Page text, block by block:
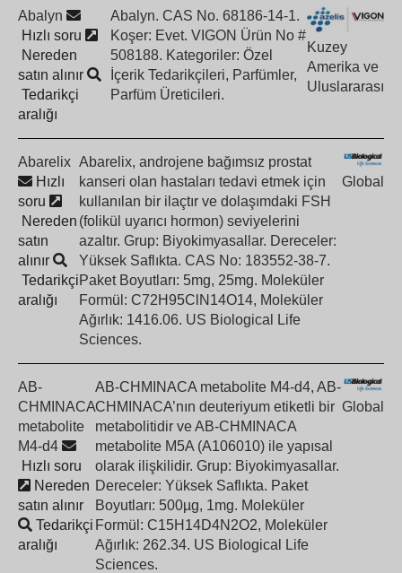
Abalyn
Hızlı soru
Nereden
satın alınır
Tedarikçi
aralığı
Abalyn. CAS No. 68186-14-1.
Koşer: Evet. VIGON Ürün No #
508188. Kategoriler: Özel
İçerik Tedarikçileri, Parfümler,
Parfüm Üreticileri.
Kuzey
Amerika ve
Uluslararası
Abarelix
Hızlı
soru
Nereden
satın
alınır
Tedarikçi
aralığı
Abarelix, androjene bağımsız prostat
kanseri olan hastaları tedavi etmek için
kullanılan bir ilaçtır ve dolaşımdaki FSH
(folikül uyarıcı hormon) seviyelerini
azaltır. Grup: Biyokimyasallar. Dereceler:
Yüksek Saflıkta. CAS No: 183552-38-7.
Paket Boyutları: 5mg, 25mg. Moleküler
Formül: C72H95ClN14O14, Moleküler
Ağırlık: 1416.06. US Biological Life
Sciences.
Global
AB-
CHMINACA
metabolite
M4-d4
Hızlı soru
Nereden
satın alınır
Tedarikçi
aralığı
AB-CHMINACA metabolite M4-d4, AB-
CHMINACA’nın deuteriyum etiketli bir
metabolitidir ve AB-CHMINACA
metabolite M5A (A106010) ile yapısal
olarak ilişkilidir. Grup: Biyokimyasallar.
Dereceler: Yüksek Saflıkta. Paket
Boyutları: 500µg, 1mg. Moleküler
Formül: C15H14D4N2O2, Moleküler
Ağırlık: 262.34. US Biological Life
Sciences.
Global